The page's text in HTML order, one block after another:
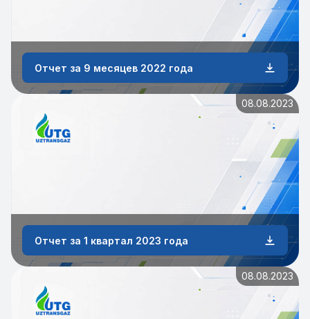
Отчет за 9 месяцев 2022 года
08.08.2023
Отчет за 1 квартал 2023 года
08.08.2023